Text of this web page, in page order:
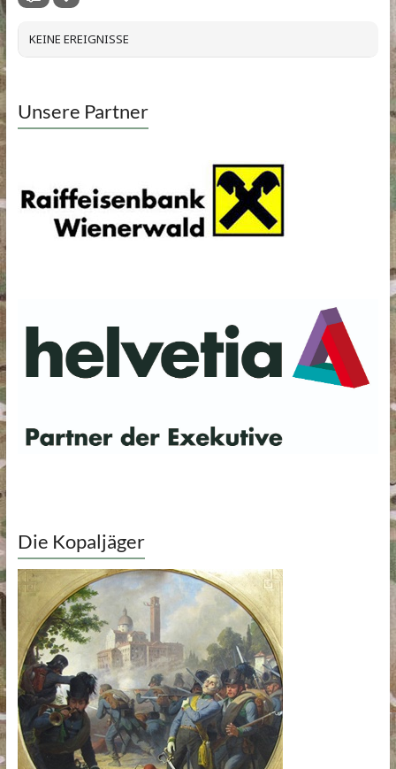
KEINE EREIGNISSE
Unsere Partner
Die Kopaljäger